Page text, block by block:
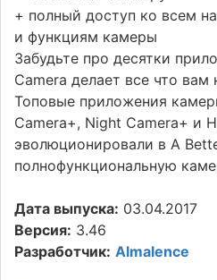
+ полный доступ ко всем
и функциям камеры
Забудьте про десятки
Camera делает все что вам
Топовые приложения
Camera+, Night Camera+ и
эволюционировали в A
полнофункциональную
Дата выпуска: 03.04.2017
Версия: 3.46
Разработчик: Almalence